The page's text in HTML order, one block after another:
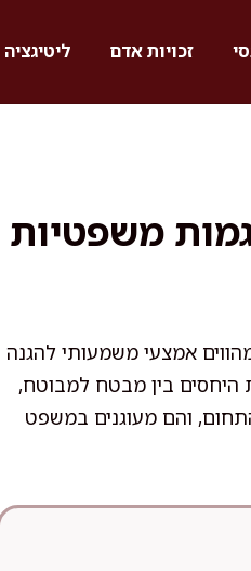
זכויות אדם ליטיגציה
משפטיות
אמצעי משמעותי להגנה
היחסים בין מבטח למבוטח,
והם מעוגנים במשפט